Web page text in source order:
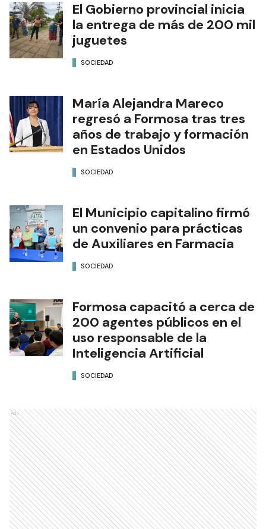
El Gobierno provincial inicia
la entrega de más de 200 mil
juguetes
SOCIEDAD
María Alejandra Mareco
regresó a Formosa tras tres
años de trabajo y formación
en Estados Unidos
SOCIEDAD
El Municipio capitalino firmó
un convenio para prácticas
de Auxiliares en Farmacia
SOCIEDAD
Formosa capacitó a cerca de
200 agentes públicos en el
uso responsable de la
Inteligencia Artificial
SOCIEDAD
Ads